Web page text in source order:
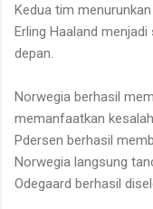
Kedua tim
Erling Haaland
depan.
Norwegia berhasil
memanfaatkan
Pdersen berhasil
Norwegia langsung
Odegaard berhasil